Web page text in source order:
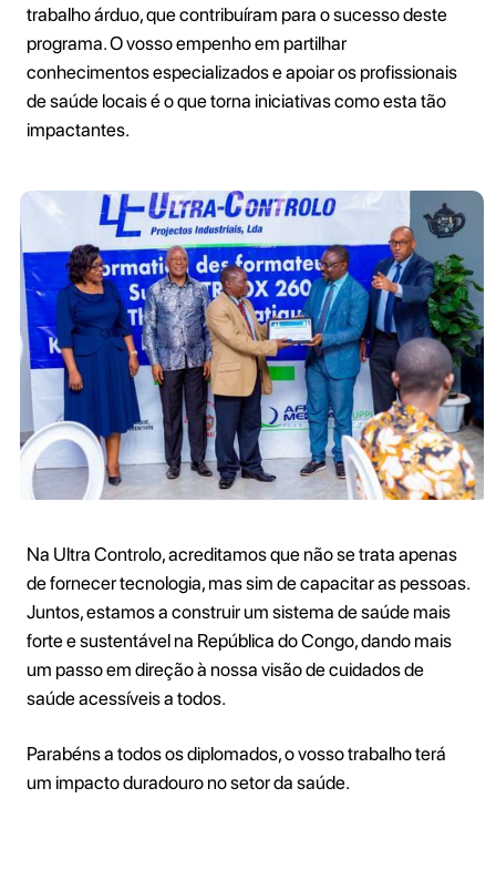
trabalho árduo, que contribuíram para o sucesso deste
programa. O vosso empenho em partilhar
conhecimentos especializados e apoiar os profissionais
de saúde locais é o que torna iniciativas como esta tão
impactantes.
Na Ultra Controlo, acreditamos que não se trata apenas
de fornecer tecnologia, mas sim de capacitar as pessoas.
Juntos, estamos a construir um sistema de saúde mais
forte e sustentável na República do Congo, dando mais
um passo em direção à nossa visão de cuidados de
saúde acessíveis a todos.
Parabéns a todos os diplomados, o vosso trabalho terá
um impacto duradouro no setor da saúde.